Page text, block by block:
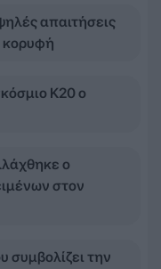
απαιτήσεις
κορυφή
Κ20 ο
ο
στον
την